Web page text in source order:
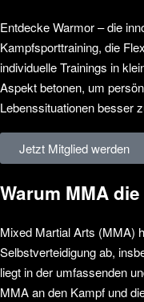
Entdecke Warmor – die
Kampfsporttraining, die
individuelle Trainings in
Aspekt betonen, um
Lebenssituationen besser
Jetzt Mitglied werden
Warum MMA
Mixed Martial Arts (MMA)
Selbstverteidigung ab,
liegt in der umfassenden
MMA an den Kampf und